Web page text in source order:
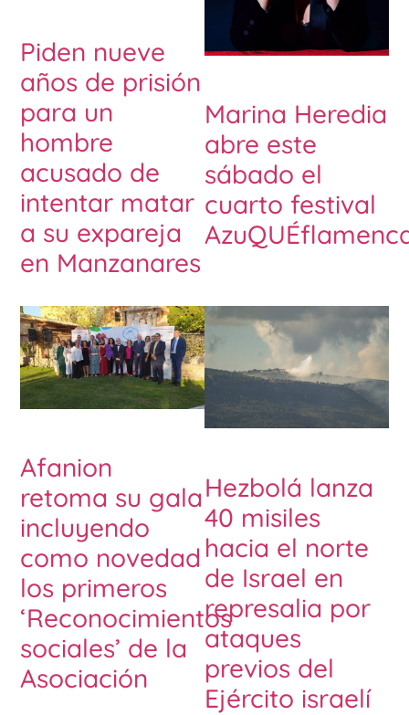
Piden nueve
años de prisión
para un
hombre
acusado de
intentar matar
a su expareja
en Manzanares
Marina Heredia
abre este
sábado el
cuarto festival
Afanion
retoma su gala
incluyendo
como novedad
los primeros
‘Reconocimientos
sociales’ de la
Asociación
Hezbolá lanza
40 misiles
hacia el norte
de Israel en
represalia por
ataques
previos del
Ejército israelí